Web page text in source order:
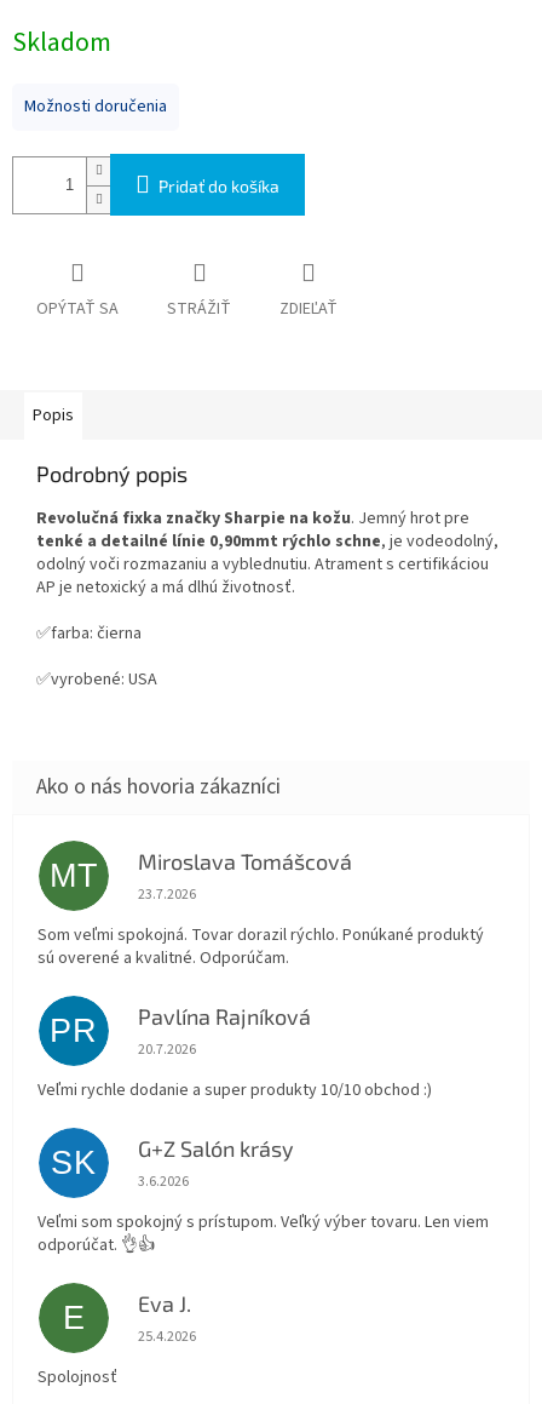
cena:
Skladom
Možnosti doručenia
Pridať do košíka
OPÝTAŤ SA STRÁŽIŤ ZDIEĽAŤ
Popis
Podrobný popis
Revolučná fixka značky Sharpie na kožu. Jemný hrot pre
tenké a detailné línie 0,90mmt rýchlo schne, je vodeodolný,
odolný voči rozmazaniu a vyblednutiu. Atrament s certifikáciou
AP je netoxický a má dlhú životnosť.
✅farba: čierna
✅vyrobené: USA
MT Miroslava Tomášcová
Hodnotenie obchodu je 5 z 5 hviezdičiek.
23.7.2026
Som veľmi spokojná. Tovar dorazil rýchlo. Ponúkané produktý
sú overené a kvalitné. Odporúčam.
PR Pavlína Rajníková
Hodnotenie obchodu je 5 z 5 hviezdičiek.
20.7.2026
Veľmi rychle dodanie a super produkty 10/10 obchod :)
SK G+Z Salón krásy
Hodnotenie obchodu je 5 z 5 hviezdičiek.
3.6.2026
Veľmi som spokojný s prístupom. Veľký výber tovaru. Len viem
odporúčat. 👌👍
E Eva J.
Hodnotenie obchodu je 5 z 5 hviezdičiek.
25.4.2026
Spolojnosť